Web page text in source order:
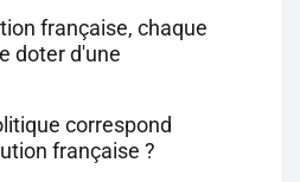
française, chaque
doter d'une
correspond
française ?